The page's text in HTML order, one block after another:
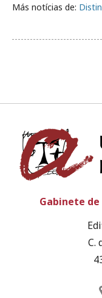
Más notícias de:
Gabinete
C.